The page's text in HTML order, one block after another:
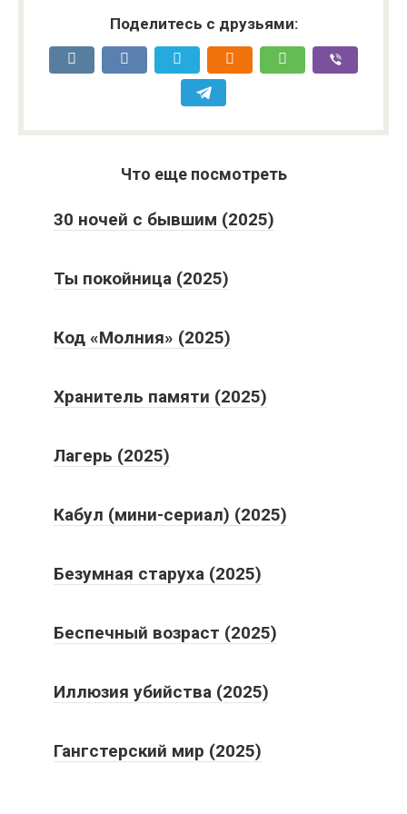
Поделитесь с друзьями:
Что еще посмотреть
30 ночей с бывшим (2025)
Ты покойница (2025)
Код «Молния» (2025)
Хранитель памяти (2025)
Лагерь (2025)
Кабул (мини-сериал) (2025)
Безумная старуха (2025)
Беспечный возраст (2025)
Иллюзия убийства (2025)
Гангстерский мир (2025)